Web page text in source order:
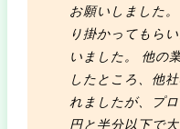
お願いしました
り掛かってもら
いました。 他の
したところ、他
れましたが、プ
円と半分以下で